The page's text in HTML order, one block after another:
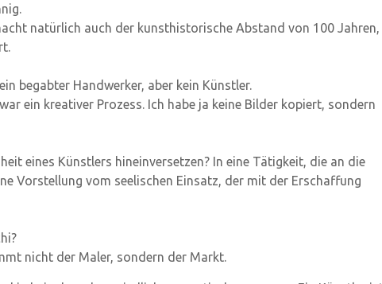
natürlich auch der kunsthistorische Abstand von 100 Jahren,
begabter Handwerker, aber kein Künstler.
ein kreativer Prozess. Ich habe ja keine Bilder kopiert, sondern
eines Künstlers hineinversetzen? In eine Tätigkeit, die an die
Vorstellung vom seelischen Einsatz, der mit der Erschaffung
nicht der Maler, sondern der Markt.